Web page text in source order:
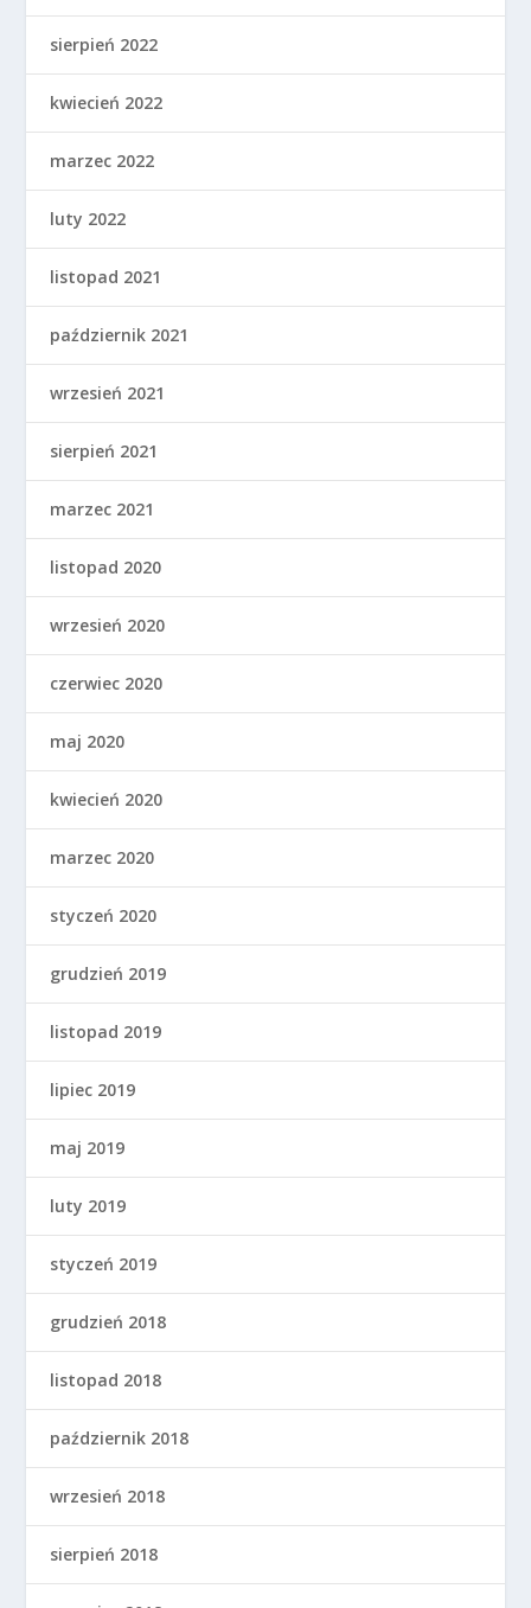
sierpień 2022
kwiecień 2022
marzec 2022
luty 2022
listopad 2021
październik 2021
wrzesień 2021
sierpień 2021
marzec 2021
listopad 2020
wrzesień 2020
czerwiec 2020
maj 2020
kwiecień 2020
marzec 2020
styczeń 2020
grudzień 2019
listopad 2019
lipiec 2019
maj 2019
luty 2019
styczeń 2019
grudzień 2018
listopad 2018
październik 2018
wrzesień 2018
sierpień 2018